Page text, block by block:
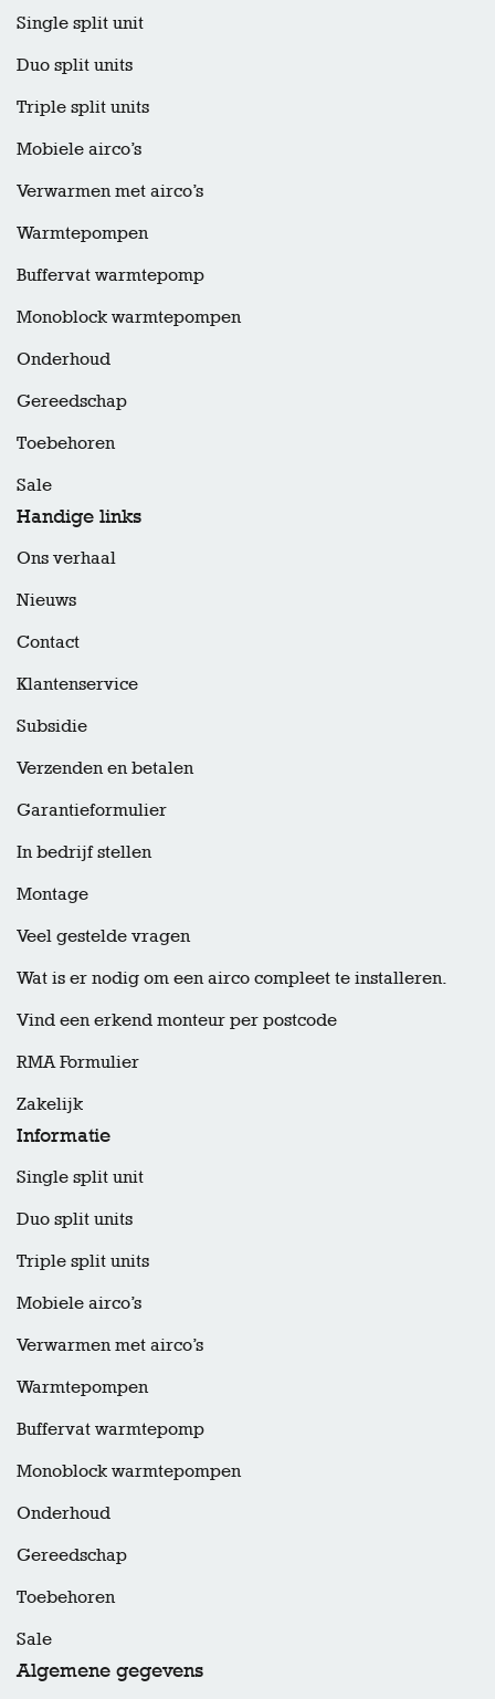
Single split unit
Duo split units
Triple split units
Mobiele airco’s
Verwarmen met airco’s
Warmtepompen
Buffervat warmtepomp
Monoblock warmtepompen
Onderhoud
Gereedschap
Toebehoren
Sale
Handige links
Ons verhaal
Nieuws
Contact
Klantenservice
Subsidie
Verzenden en betalen
Garantieformulier
In bedrijf stellen
Montage
Veel gestelde vragen
Wat is er nodig om een airco compleet te installeren.
Vind een erkend monteur per postcode
RMA Formulier
Zakelijk
Informatie
Single split unit
Duo split units
Triple split units
Mobiele airco’s
Verwarmen met airco’s
Warmtepompen
Buffervat warmtepomp
Monoblock warmtepompen
Onderhoud
Gereedschap
Toebehoren
Sale
Algemene gegevens